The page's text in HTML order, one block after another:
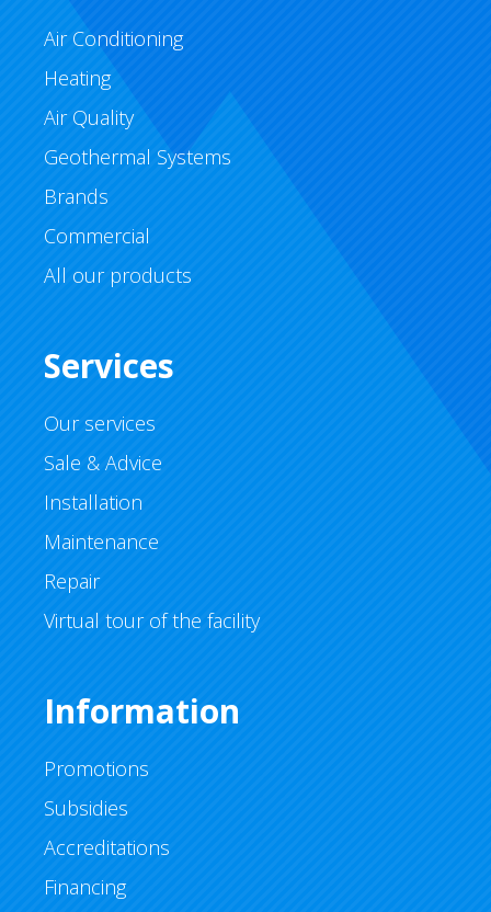
Air Conditioning
Heating
Air Quality
Geothermal Systems
Brands
Commercial
All our products
Services
Our services
Sale & Advice
Installation
Maintenance
Repair
Virtual tour of the facility
Information
Promotions
Subsidies
Accreditations
Financing